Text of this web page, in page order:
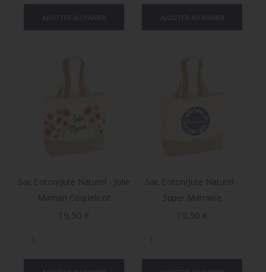
Sac Coton/jute Naturel - Jolie
Maman Coquelicot
Prix
19,50 €
Sac Coton/jute Naturel -
Super Marraine
Prix
19,50 €